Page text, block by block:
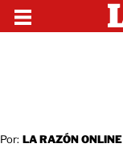
Por: LA RAZÓN ONLINE